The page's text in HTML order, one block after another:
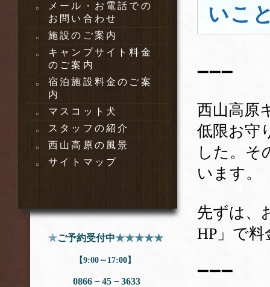
メール・お電話での
お問い合わせ
施設のご案内
キャンプサイト料金
のご案内
宿泊施設料金のご案
内
マスコット犬
スタッフの紹介
西山高原の風景
サイトマップ
★ご予約受付中★★★★★
【9:00～17:00】
0866－45－3633
いこ
➖➖➖
西山高原
低限お守
した。そ
います。
先ずは、
HP」で
➖➖➖